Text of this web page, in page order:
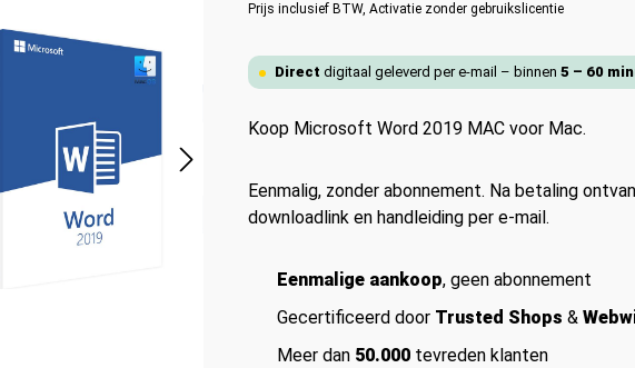
Prijs inclusief BTW, Activatie zonder gebruikslicentie
Direct digitaal geleverd per e-mail – binnen 5 – 60
Koop Microsoft Word 2019 MAC voor Mac.
Eenmalig, zonder abonnement. Na betaling
downloadlink en handleiding per e-mail.
Eenmalige aankoop, geen abonnement
Gecertificeerd door Trusted Shops &
Meer dan 50.000 tevreden klanten